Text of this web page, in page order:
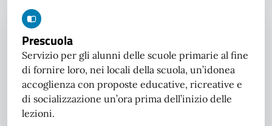
Prescuola
Servizio per gli alunni delle scuole primarie al fine
di fornire loro, nei locali della scuola, un’idonea
accoglienza con proposte educative, ricreative e
di socializzazione un’ora prima dell’inizio delle
lezioni.